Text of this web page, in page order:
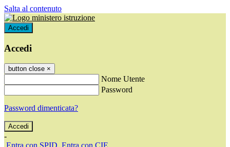
Salta al contenuto
Accedi
Accedi
button close ×
Nome Utente
Password
Password dimenticata?
-